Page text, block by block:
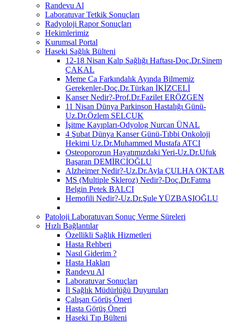
Randevu Al
Laboratuvar Tetkik Sonuçları
Radyoloji Rapor Sonuçları
Hekimlerimiz
Kurumsal Portal
Haseki Sağlık Bülteni
12-18 Nisan Kalp Sağlığı Haftası-Doç.Dr.Sinem
ÇAKAL
Meme Ca Farkındalık Ayında Bilmemiz
Gerekenler-Doç.Dr.Türkan İKİZCELİ
Kanser Nedir?-Prof.Dr.Fazilet ERÖZGEN
11 Nisan Dünya Parkinson Hastalığı Günü-
Uz.Dr.Özlem SELÇUK
İşitme Kayıpları-Odyolog Nurcan ÜNAL
4 Şubat Dünya Kanser Günü-Tıbbi Onkoloji
Hekimi Uz.Dr.Muhammed Mustafa ATCI
Osteoporozun Hayatımızdaki Yeri-Uz.Dr.Ufuk
Başaran DEMİRCİOĞLU
Alzheimer Nedir?-Uz.Dr.Ayla ÇULHA OKTAR
MS (Multiple Skleroz) Nedir?-Doç.Dr.Fatma
Belgin Petek BALCI
Hemofili Nedir?-Uz.Dr.Şule YÜZBAŞIOĞLU
Patoloji Laboratuvarı Sonuç Verme Süreleri
Hızlı Bağlantılar
Özellikli Sağlık Hizmetleri
Hasta Rehberi
Nasıl Giderim ?
Hasta Hakları
Randevu Al
Laboratuvar Sonuçları
İl Sağlık Müdürlüğü Duyuruları
Çalışan Görüş Öneri
Hasta Görüş Öneri
Haseki Tıp Bülteni